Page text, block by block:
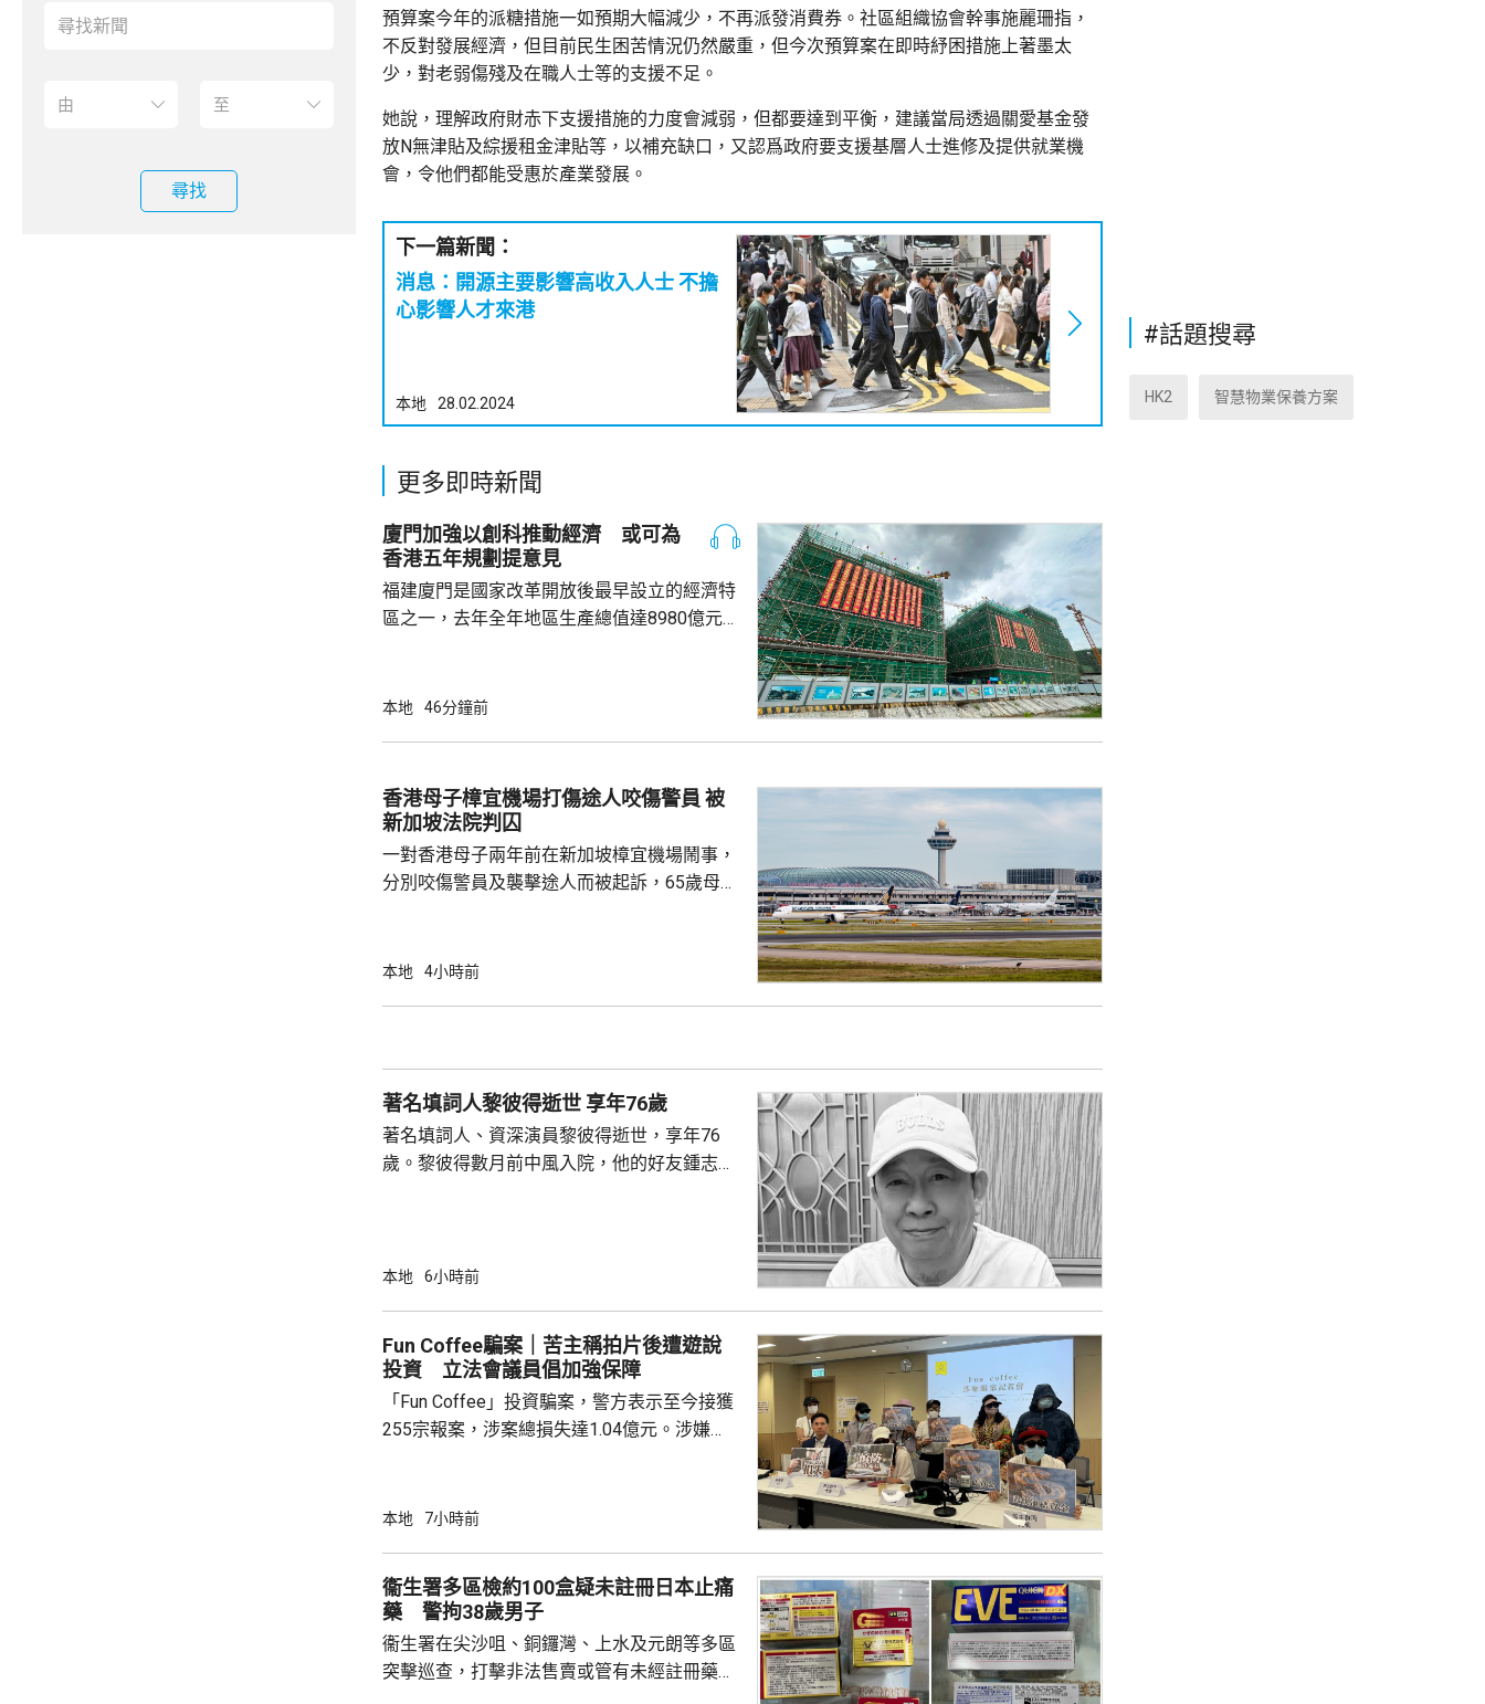
尋找
預算案今年的派糖措施一如預期大幅減少，不再派發消費券。社區組織協會幹事施麗珊指，
不反對發展經濟，但目前民生困苦情況仍然嚴重，但今次預算案在即時紓困措施上著墨太
少，對老弱傷殘及在職人士等的支援不足。
她說，理解政府財赤下支援措施的力度會減弱，但都要達到平衡，建議當局透過關愛基金發
放N無津貼及綜援租金津貼等，以補充缺口，又認爲政府要支援基層人士進修及提供就業機
會，令他們都能受惠於產業發展。
下一篇新聞：
消息：開源主要影響高收入人士 不擔
心影響人才來港
本地 28.02.2024
更多即時新聞
廈門加強以創科推動經濟 或可為
香港五年規劃提意見
福建廈門是國家改革開放後最早設立的經濟特
區之一，去年全年地區生產總值達8980億元人
創新科技引領工程，加快建設多個科學城和實
級海洋高新園區，採用「政府統籌+市場化營
運」模式，累計已完成13個項目，並有54個重
點推進項目，總...
本地 46分鐘前
香港母子樟宜機場打傷途人咬傷警員 被
新加坡法院判囚
一對香港母子兩年前在新加坡樟宜機場鬧事，
分別咬傷警員及襲擊途人而被起訴，65歲母親
成，到周一判刑，母親被判入獄6個月，兒子
向母親，期間一名69歲男子上前慰問，但被要
求行開，兒子期間不斷挑釁對方...
本地 4小時前
著名填詞人黎彼得逝世 享年76歲
著名填詞人、資深演員黎彼得逝世，享年76
歲。黎彼得數月前中風入院，他的好友鍾志光
詞，當中與歌神許冠傑合作無間，創作出《浪
《有酒今朝醉》等眾多經典歌曲。他曾在本台
主持深夜清談節目《豪情夜話》，亦曾任職編
劇及電影監製，並參與電影及電視劇演出...
本地 6小時前
Fun Coffee騙案｜苦主稱拍片後遭遊說
投資 立法會議員倡加強保障
「Fun Coffee」投資騙案，警方表示至今接獲
255宗報案，涉案總損失達1.04億元。涉嫌
及拍宣傳片，承諾每條短片可獲400元，其後
「跑步可以賺美金」 團隊共損失約1400萬
有苦主承認，為了賺外快而參與拍片，其後有
項目負責...
本地 7小時前
衞生署多區檢約100盒疑未註冊日本止痛
藥 警拘38歲男子
衞生署在尖沙咀、銅鑼灣、上水及元朗等多區
突擊巡查，打擊非法售賣或管有未經註冊藥
#話題搜尋
HK2 智慧物業保養方案